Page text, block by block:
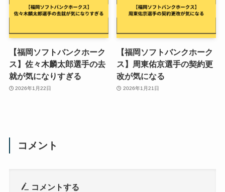
【福岡ソフトバンクホーク
ス】佐々木麟太郎選手の去
就が気になりすぎる
2026年1月22日
【福岡ソフトバンクホーク
ス】周東佑京選手の契約更
改が気になる
2026年1月21日
コメント
コメントする